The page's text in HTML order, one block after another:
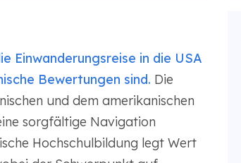
Einwanderungsreise in die USA
Bewertungen sind. Die
und dem amerikanischen
sorgfältige Navigation
Hochschulbildung legt Wert